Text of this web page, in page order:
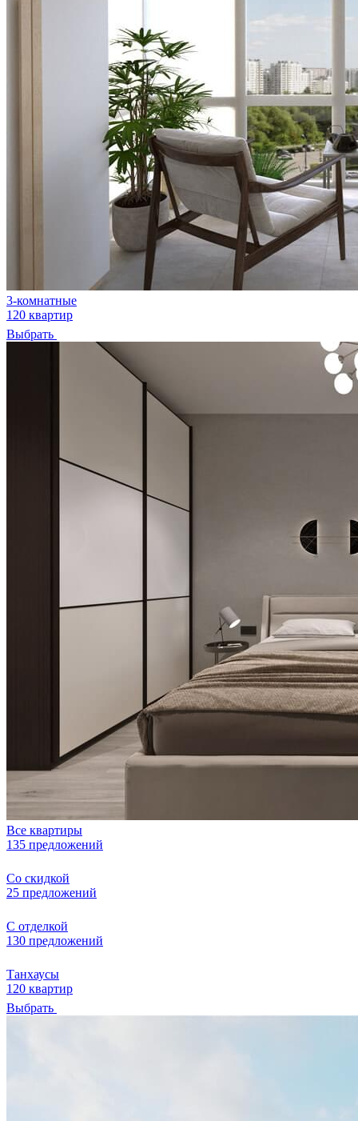
3-комнатные
120 квартир
Выбрать
Все квартиры
135 предложений
Со скидкой
25 предложений
С отделкой
130 предложений
Танхаусы
120 квартир
Выбрать